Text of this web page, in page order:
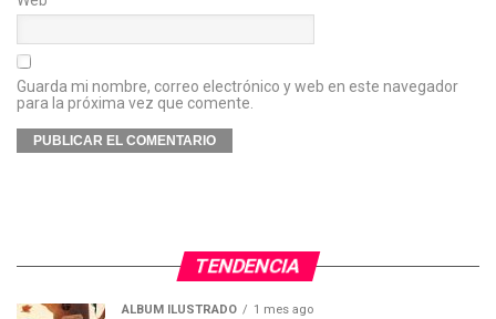
Guarda mi nombre, correo electrónico y web en este navegador
para la próxima vez que comente.
TENDENCIA
ÁLBUM ILUSTRADO 1 mes ago